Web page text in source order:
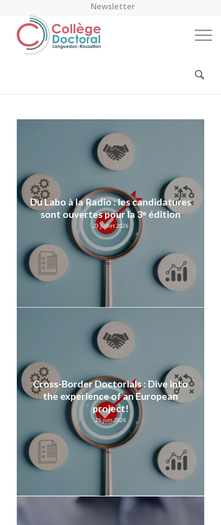
Newsletter
Du Labo à la Radio : les candidatures
sont ouvertes pour la 3ᵉ édition
23 juillet 2026
Cross-Border Doctorials : Dive into
the experience of an European
project!
25 juin 2026